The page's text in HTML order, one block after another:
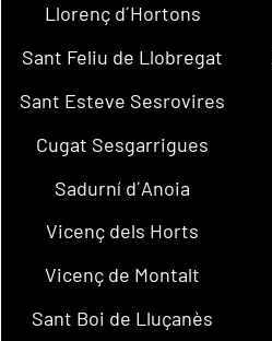
Llorenç d´Hortons
Sant Feliu de Llobregat
Sant Esteve Sesrovires
Cugat Sesgarrigues
Sadurní d´Anoia
Vicenç dels Horts
Vicenç de Montalt
Sant Boi de Lluçanès